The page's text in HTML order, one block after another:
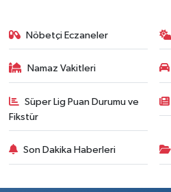
Nöbetçi Eczaneler
Namaz Vakitleri
Süper Lig Puan Durumu ve
Fikstür
Son Dakika Haberleri